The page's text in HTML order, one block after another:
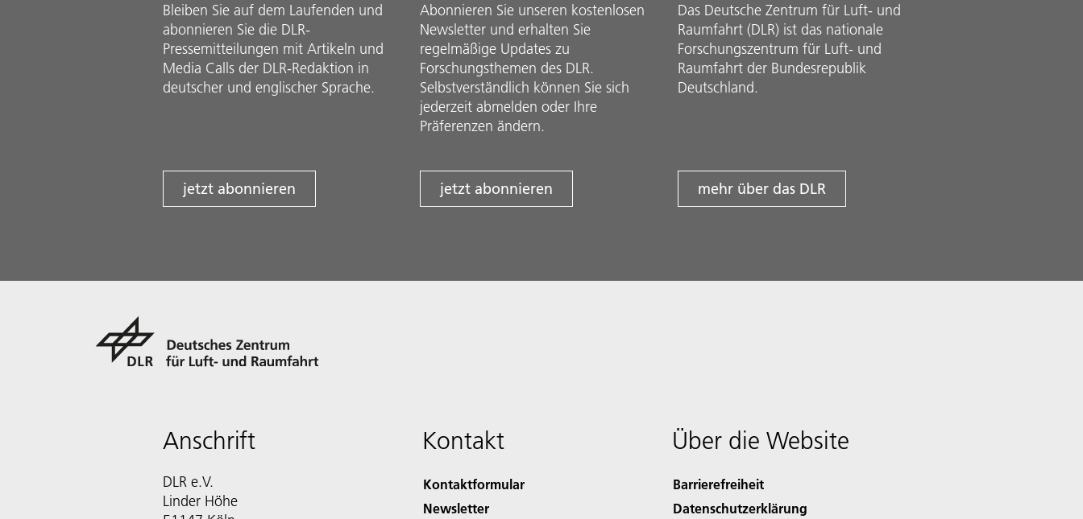
Bleiben Sie auf dem Laufenden und
abonnieren Sie die DLR-
Pressemitteilungen mit Artikeln und
Media Calls der DLR-Redaktion in
deutscher und englischer Sprache.
jetzt abonnieren
Abonnieren Sie unseren kostenlosen
Newsletter und erhalten Sie
regelmäßige Updates zu
Forschungsthemen des DLR.
Selbstverständlich können Sie sich
jederzeit abmelden oder Ihre
Präferenzen ändern.
jetzt abonnieren
Das Deutsche Zentrum für Luft- und
Raumfahrt (DLR) ist das nationale
Forschungszentrum für Luft- und
Raumfahrt der Bundesrepublik
Deutschland.
mehr über das DLR
Anschrift
DLR e.V.
Linder Höhe
Kontakt
Kontaktformular
Newsletter
Über die Website
Barrierefreiheit
Datenschutzerklärung